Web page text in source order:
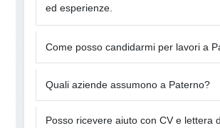
ed esperienze.
Come posso candidarmi per lavori a
Quali aziende assumono a Paterno?
Posso ricevere aiuto con CV e lettera